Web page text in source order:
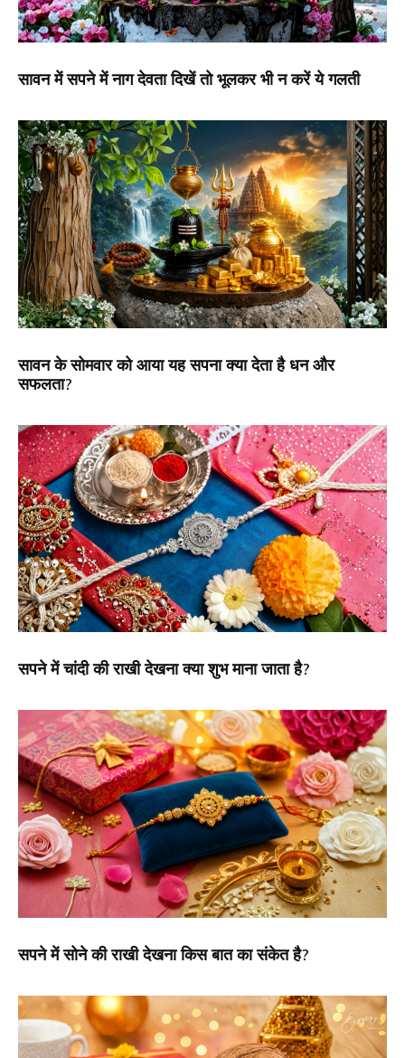
सावन में सपने में नाग देवता दिखें तो भूलकर भी न करें ये गलती
सावन के सोमवार को आया यह सपना क्या देता है धन और
सफलता?
सपने में चांदी की राखी देखना क्या शुभ माना जाता है?
सपने में सोने की राखी देखना किस बात का संकेत है?